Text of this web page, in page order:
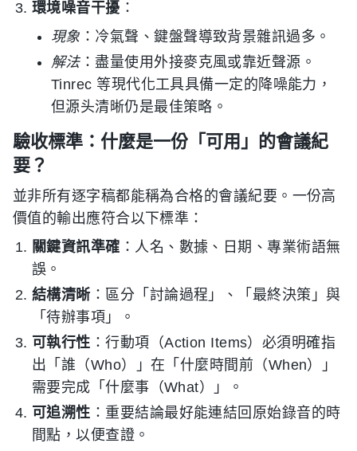
環境噪音干擾 ：
現象 ：冷氣聲、鍵盤聲導致背景雜訊過多。
解法：盡量使用外接麥克風或靠近聲源。
Tinrec 等現代化工具具備一定的降噪能力，
但源头清晰仍是最佳策略。
驗收標準：什麼是一份「可用」的會議紀
要？
並非所有逐字稿都能稱為合格的會議紀要。一份高
價值的輸出應符合以下標準：
關鍵資訊準確 ：人名、數據、日期、專業術語無
誤。
結構清晰 ：區分「討論過程」、「最終決策」與
「待辦事項」。
可執行性 ：行動項（Action Items）必須明確指
出「誰（Who）」在「什麼時間前（When）」
需要完成「什麼事（What）」。
可追溯性 ：重要結論最好能連結回原始錄音的時
間點，以便查證。